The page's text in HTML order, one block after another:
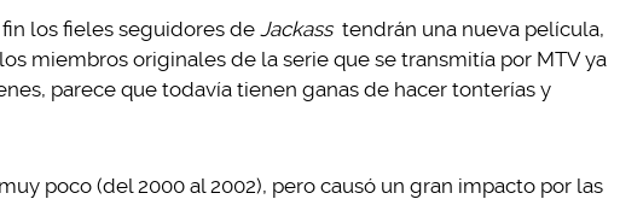
los fieles seguidores de Jackass tendrán una nueva película,
miembros originales de la serie que se transmitía por MTV ya
parece que todavía tienen ganas de hacer tonterías y
poco (del 2000 al 2002), pero causó un gran impacto por las